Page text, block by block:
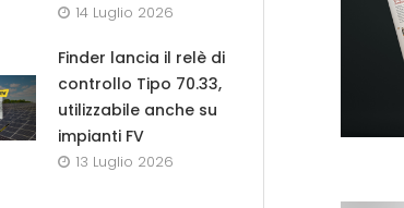
14 Luglio 2026
Finder lancia il relè di
controllo Tipo 70.33,
utilizzabile anche su
impianti FV
13 Luglio 2026